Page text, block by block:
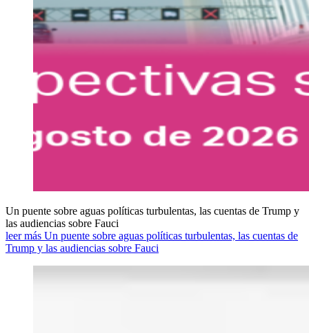
Un puente sobre aguas políticas turbulentas, las cuentas de Trump y
las audiencias sobre Fauci
leer más Un puente sobre aguas políticas turbulentas, las cuentas de
Trump y las audiencias sobre Fauci